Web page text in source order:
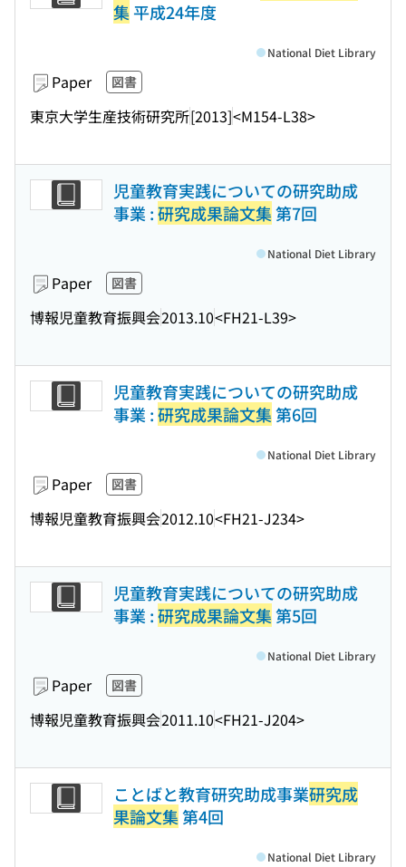
集平成24年度
Paper 図書
東京大学生産技術研究所[2013]<M154-L38>
National Diet Library
児童教育実践についての研究助成
事業 :研究成果論文集第7回
Paper 図書
博報児童教育振興会2013.10<FH21-L39>
National Diet Library
児童教育実践についての研究助成
事業 :研究成果論文集第6回
Paper 図書
博報児童教育振興会2012.10<FH21-J234>
National Diet Library
児童教育実践についての研究助成
事業 :研究成果論文集第5回
Paper 図書
博報児童教育振興会2011.10<FH21-J204>
National Diet Library
ことばと教育研究助成事業研究成
果論文集第4回
National Diet Library